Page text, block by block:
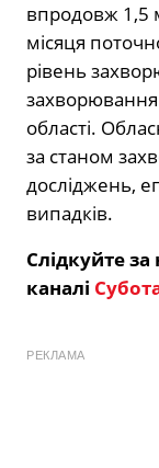
впродовж 1,5
місяця
рівень
захворювання
області.
за станом
досліджень,
випадків.
Слідкуйте
каналі
РЕКЛАМА